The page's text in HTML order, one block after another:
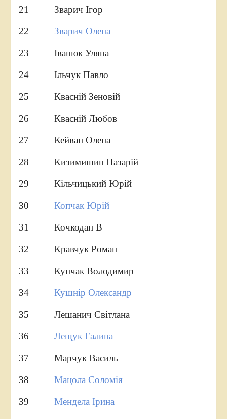
21 Зварич Ігор
22 Зварич Олена
23 Іванюк Уляна
24 Ільчук Павло
25 Квасній Зеновій
26 Квасній Любов
27 Кейван Олена
28 Кизимишин Назарій
29 Кільчицький Юрій
30 Копчак Юрій
31 Кочкодан В
32 Кравчук Роман
33 Купчак Володимир
34 Кушнір Олександр
35 Лешанич Світлана
36 Лещук Галина
37 Марчук Василь
38 Мацола Соломія
39 Мендела Ірина